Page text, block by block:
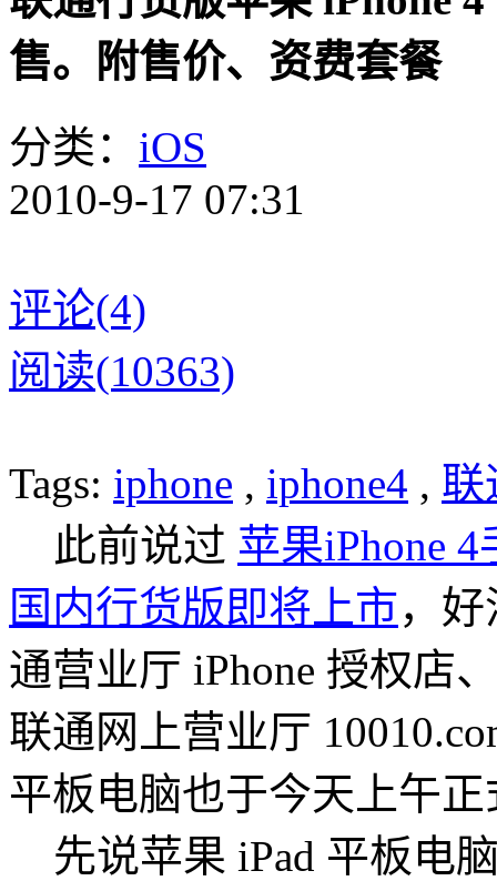
售。附售价、资费套餐
分类： iOS
2010-9-17 07:31
评论(4)
阅读(10363)
Tags: iphone , iphone4 , 联
此前说过 苹果iPhone
国内行货版即将上市，
通营业厅 iPhone 授权店
联通网上营业厅
平板电脑也于今天上午
先说苹果 iPad 平板电